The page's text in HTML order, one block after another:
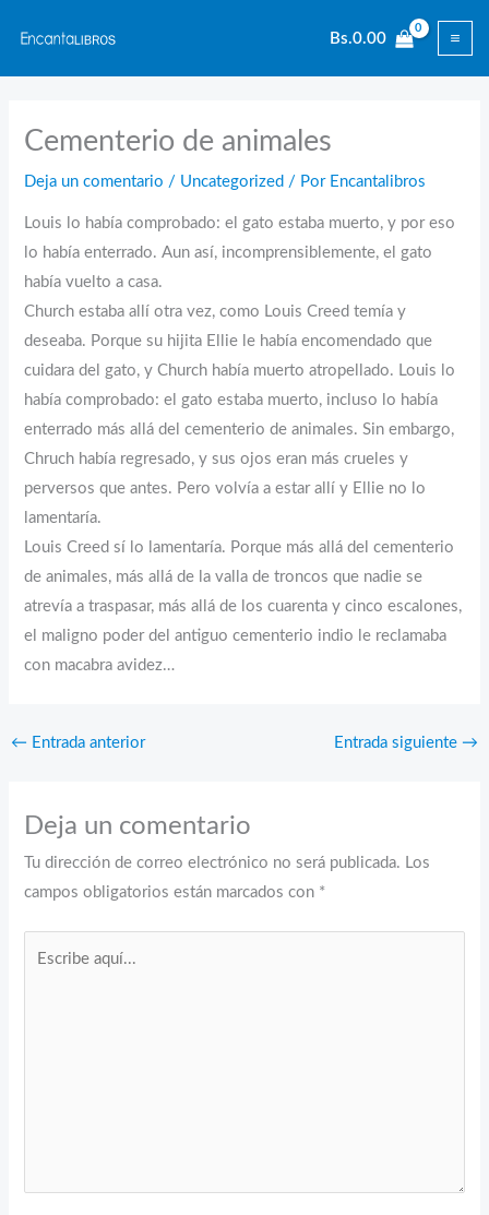
contenido
Bs.0.00
Cementerio de animales
Deja un comentario / Uncategorized / Por Encantalibros
Louis lo había comprobado: el gato estaba muerto, y por eso
lo había enterrado. Aun así, incomprensiblemente, el gato
había vuelto a casa.
Church estaba allí otra vez, como Louis Creed temía y
deseaba. Porque su hijita Ellie le había encomendado que
cuidara del gato, y Church había muerto atropellado. Louis lo
había comprobado: el gato estaba muerto, incluso lo había
enterrado más allá del cementerio de animales. Sin embargo,
Chruch había regresado, y sus ojos eran más crueles y
perversos que antes. Pero volvía a estar allí y Ellie no lo
lamentaría.
Louis Creed sí lo lamentaría. Porque más allá del cementerio
de animales, más allá de la valla de troncos que nadie se
atrevía a traspasar, más allá de los cuarenta y cinco escalones,
el maligno poder del antiguo cementerio indio le reclamaba
con macabra avidez…
← Entrada anterior Entrada siguiente →
Deja un comentario
Tu dirección de correo electrónico no será publicada. Los
campos obligatorios están marcados con *